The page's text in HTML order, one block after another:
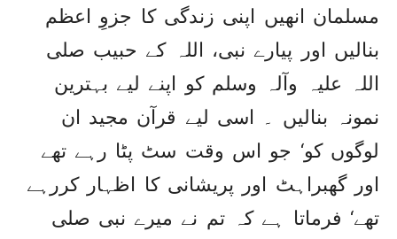
مسلمان انھیں اپنی زندگی کا جزوِ اعظم
بنالیں اور پیارے نبی، اللہ کے حبیب صلی
اللہ علیہ وآلہ وسلم کو اپنے لیے بہترین
نمونہ بنالیں ۔ اسی لیے قرآن مجید ان
لوگوں کو‘ جو اس وقت سٹ پٹا رہے تھے
اور گھبراہٹ اور پریشانی کا اظہار کررہے
تھے‘ فرماتا ہے کہ تم نے میرے نبی صلی